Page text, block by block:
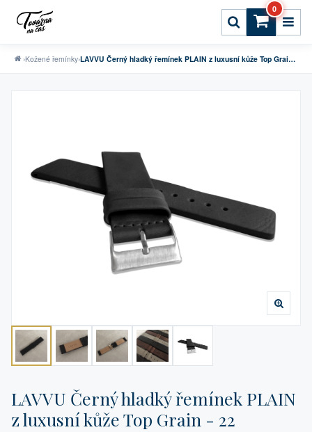
0
›Kožené řemínky› LAVVU Černý hladký řemínek PLAIN z luxusní kůže Top Grain - 22
LAVVU Černý hladký řemínek PLAIN
z luxusní kůže Top Grain - 22